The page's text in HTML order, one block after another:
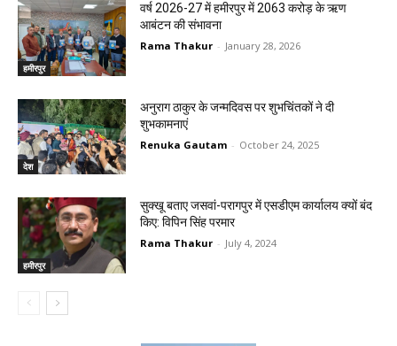
हमीरपुर
वर्ष 2026-27 में हमीरपुर में 2063 करोड़ के ऋण
आबंटन की संभावना
Rama Thakur - January 28, 2026
देश
अनुराग ठाकुर के जन्मदिवस पर शुभचिंतकों ने दी
शुभकामनाएं
Renuka Gautam - October 24, 2025
हमीरपुर
सुक्खू बताए जसवां-परागपुर में एसडीएम कार्यालय क्यों बंद
किए: विपिन सिंह परमार
Rama Thakur - July 4, 2024